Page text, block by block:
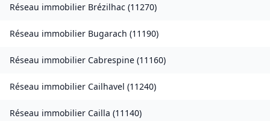
Réseau immobilier Brézilhac (11270)
Réseau immobilier Bugarach (11190)
Réseau immobilier Cabrespine (11160)
Réseau immobilier Cailhavel (11240)
Réseau immobilier Cailla (11140)